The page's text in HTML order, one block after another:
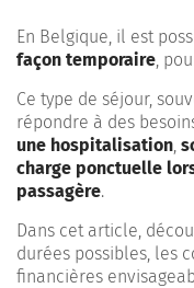
En Belgique, il est
façon temporaire ,
Ce type de séjour,
répondre à des
une hospitalisation
charge ponctuelle
passagère.
Dans cet article,
durées possibles, les
financières